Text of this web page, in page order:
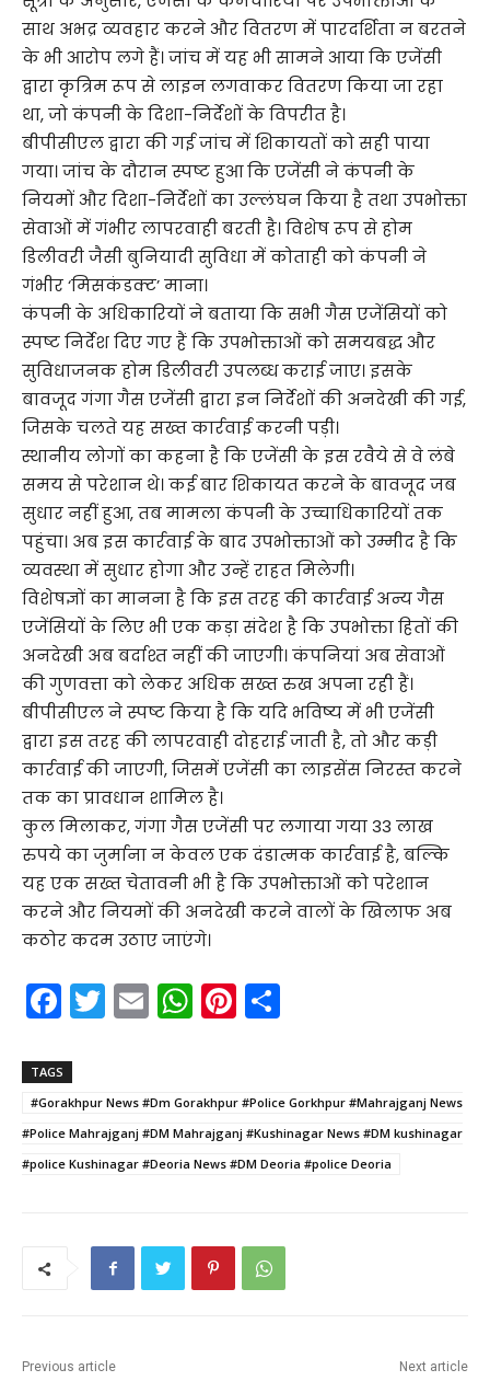
साथ अभद्र व्यवहार करने और वितरण में पारदर्शिता न बरतने
के भी आरोप लगे हैं। जांच में यह भी सामने आया कि एजेंसी
द्वारा कृत्रिम रूप से लाइन लगवाकर वितरण किया जा रहा
था, जो कंपनी के दिशा-निर्देशों के विपरीत है।
बीपीसीएल द्वारा की गई जांच में शिकायतों को सही पाया
गया। जांच के दौरान स्पष्ट हुआ कि एजेंसी ने कंपनी के
नियमों और दिशा-निर्देशों का उल्लंघन किया है तथा उपभोक्ता
सेवाओं में गंभीर लापरवाही बरती है। विशेष रूप से होम
डिलीवरी जैसी बुनियादी सुविधा में कोताही को कंपनी ने
गंभीर ‘मिसकंडक्ट’ माना।
कंपनी के अधिकारियों ने बताया कि सभी गैस एजेंसियों को
स्पष्ट निर्देश दिए गए हैं कि उपभोक्ताओं को समयबद्ध और
सुविधाजनक होम डिलीवरी उपलब्ध कराई जाए। इसके
बावजूद गंगा गैस एजेंसी द्वारा इन निर्देशों की अनदेखी की गई,
जिसके चलते यह सख्त कार्रवाई करनी पड़ी।
स्थानीय लोगों का कहना है कि एजेंसी के इस रवैये से वे लंबे
समय से परेशान थे। कई बार शिकायत करने के बावजूद जब
सुधार नहीं हुआ, तब मामला कंपनी के उच्चाधिकारियों तक
पहुंचा। अब इस कार्रवाई के बाद उपभोक्ताओं को उम्मीद है कि
व्यवस्था में सुधार होगा और उन्हें राहत मिलेगी।
विशेषज्ञों का मानना है कि इस तरह की कार्रवाई अन्य गैस
एजेंसियों के लिए भी एक कड़ा संदेश है कि उपभोक्ता हितों की
अनदेखी अब बर्दाश्त नहीं की जाएगी। कंपनियां अब सेवाओं
की गुणवत्ता को लेकर अधिक सख्त रुख अपना रही हैं।
बीपीसीएल ने स्पष्ट किया है कि यदि भविष्य में भी एजेंसी
द्वारा इस तरह की लापरवाही दोहराई जाती है, तो और कड़ी
कार्रवाई की जाएगी, जिसमें एजेंसी का लाइसेंस निरस्त करने
तक का प्रावधान शामिल है।
कुल मिलाकर, गंगा गैस एजेंसी पर लगाया गया 33 लाख
रुपये का जुर्माना न केवल एक दंडात्मक कार्रवाई है, बल्कि
यह एक सख्त चेतावनी भी है कि उपभोक्ताओं को परेशान
करने और नियमों की अनदेखी करने वालों के खिलाफ अब
कठोर कदम उठाए जाएंगे।
F
a
c
e
b
o
T
w
er
E
m
l
W
h
ts
A
p
Pi
nt
e
st
e
TAGS
#Gorakhpur News #Dm Gorakhpur #Police Gorkhpur #Mahrajganj News
#Police Mahrajganj #DM Mahrajganj #Kushinagar News #DM kushinagar
#police Kushinagar #Deoria News #DM Deoria #police Deoria
Previous article Next article